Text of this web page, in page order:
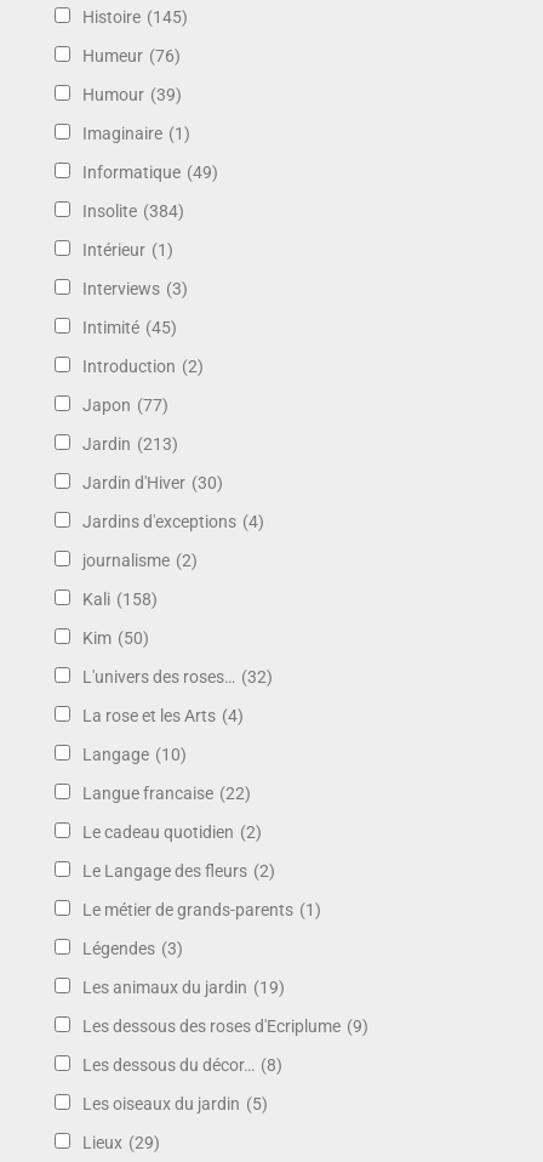
Histoire (145)
Humeur (76)
Humour (39)
Imaginaire (1)
Informatique (49)
Insolite (384)
Intérieur (1)
Interviews (3)
Intimité (45)
Introduction (2)
Japon (77)
Jardin (213)
Jardin d'Hiver (30)
Jardins d'exceptions (4)
journalisme (2)
Kali (158)
Kim (50)
L'univers des roses… (32)
La rose et les Arts (4)
Langage (10)
Langue francaise (22)
Le cadeau quotidien (2)
Le Langage des fleurs (2)
Le métier de grands-parents (1)
Légendes (3)
Les animaux du jardin (19)
Les dessous des roses d'Ecriplume (9)
Les dessous du décor… (8)
Les oiseaux du jardin (5)
Lieux (29)